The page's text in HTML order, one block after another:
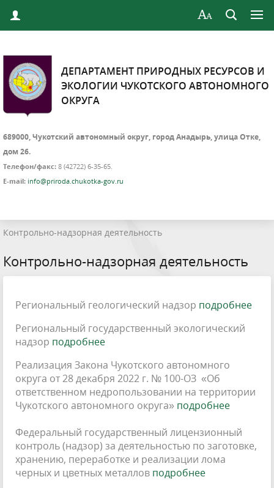
ДЕПАРТАМЕНТ ПРИРОДНЫХ РЕСУРСОВ И
ЭКОЛОГИИ ЧУКОТСКОГО АВТОНОМНОГО
ОКРУГА
689000, Чукотский автономный округ, город Анадырь, улица Отке,
дом 26.
Телефон/факс: 8 (42722) 6-35-65.
E-mail: info@priroda.chukotka-gov.ru
Контрольно-надзорная деятельность
Контрольно-надзорная деятельность
Региональный геологический надзор подробнее
Региональный государственный экологический
надзор подробнее
Реализация Закона Чукотского автономного
округа от 28 декабря 2022 г. № 100-ОЗ «Об
ответственном недропользовании на территории
Чукотского автономного округа» подробнее
Федеральный государственный лицензионный
контроль (надзор) за деятельностью по заготовке,
хранению, переработке и реализации лома
черных и цветных металлов подробнее